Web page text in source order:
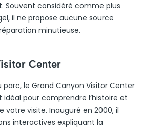
Souvent considéré comme plus
il ne propose aucune source
minutieuse.
Center
parc, le Grand Canyon Visitor Center
pour comprendre l’histoire et
votre visite. Inauguré en 2000, il
interactives expliquant la